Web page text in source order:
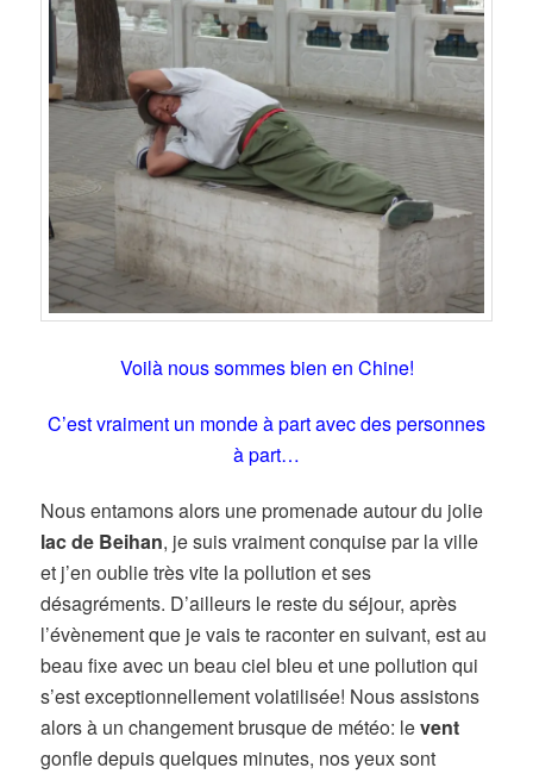
Voilà nous sommes bien en Chine!
C’est vraiment un monde à part avec des personnes
à part…
Nous entamons alors une promenade autour du jolie
lac de Beihan, je suis vraiment conquise par la ville
et j’en oublie très vite la pollution et ses
désagréments. D’ailleurs le reste du séjour, après
l’évènement que je vais te raconter en suivant, est au
beau fixe avec un beau ciel bleu et une pollution qui
s’est exceptionnellement volatilisée! Nous assistons
alors à un changement brusque de météo: levent
gonfle depuis quelques minutes, nos yeux sont